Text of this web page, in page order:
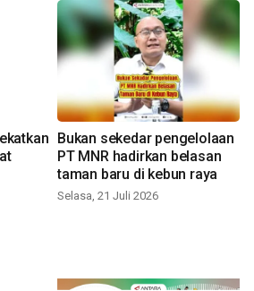
Bukan sekedar pengelolaan
PT MNR hadirkan belasan
taman baru di kebun raya
Selasa, 21 Juli 2026